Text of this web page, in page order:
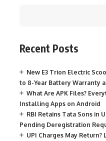
Recent Posts
New E3 Trion Electric
to 8-Year Battery Warranty
What Are APK Files?
Installing Apps on Android
RBI Retains Tata Sons in
Pending Deregistration
UPI Charges May Return?